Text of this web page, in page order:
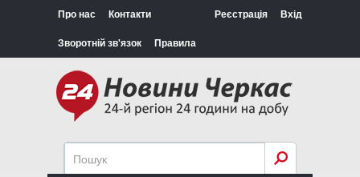
Про нас Контакти
Зворотній зв'язок Правила
Реєстрація Вхід